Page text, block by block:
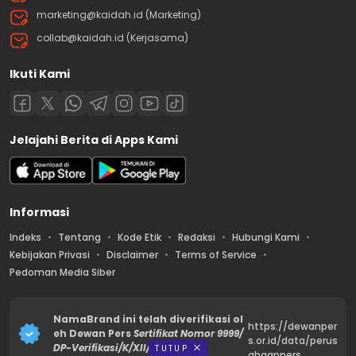
marketing@kaidah.id (Marketing)
collab@kaidah.id (Kerjasama)
Ikuti Kami
Jelajahi Berita di Apps Kami
Informasi
Indeks Tentang Kode Etik Redaksi
Hubungi Kami
Kebijakan Privasi
Disclaimer
Terms of Service
Pedoman Media Siber
NamaBrand ini telah diverifikasi ol
eh Dewan PersSertifikat Nomor 9999/
DP-Verifikasi/K/XII/2023
https://dewanper
s.or.id/data/perus
TUTUP